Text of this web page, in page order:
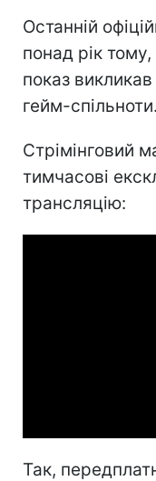
Останній
понад рік
показ
гейм-спільноти.
Стрімінговий
тимчасові
трансляцію:
Так,